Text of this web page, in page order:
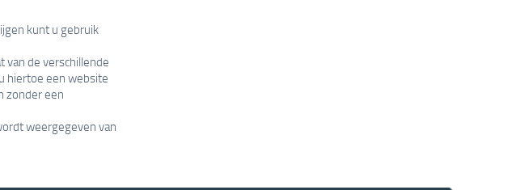
kunt u gebruik
van de verschillende
hiertoe een website
zonder een
weergegeven van